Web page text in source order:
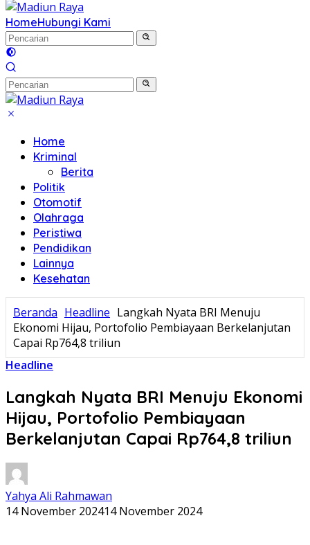
HomeHubungi Kami
Home
Kriminal
Berita
Politik
Otomotif
Olahraga
Peristiwa
Pendidikan
Lainnya
Kesehatan
Beranda Headline Langkah Nyata BRI Menuju
Ekonomi Hijau, Portofolio Pembiayaan Berkelanjutan
Capai Rp764,8 triliun
Headline
Langkah Nyata BRI Menuju Ekonomi
Hijau, Portofolio Pembiayaan
Berkelanjutan Capai Rp764,8 triliun
Yahya Ali Rahmawan
14 November 202414 November 2024